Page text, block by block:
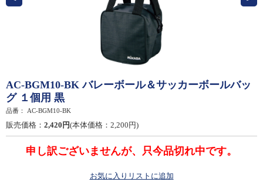
AC-BGM10-BK バレーボール＆サッカーボールバッ
グ １個用 黒
品番： AC-BGM10-BK
販売価格： 2,420円(本体価格：2,200円)
申し訳ございませんが、只今品切れ中です。
お気に入りリストに追加